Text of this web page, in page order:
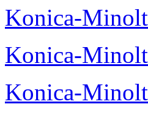
Konica-
Konica-
Konica-